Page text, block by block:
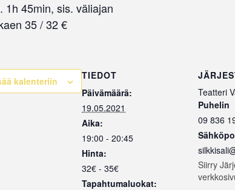
1h 45min, sis. väliajan
35 / 32 €
kalenteriin
TIEDOT
Päivämäärä:
19.05.2021
Aika:
19:00 - 20:45
Hinta:
32€ - 35€
Tapahtumaluokat:
Teatteri
Puhelin
09 836
Siirry